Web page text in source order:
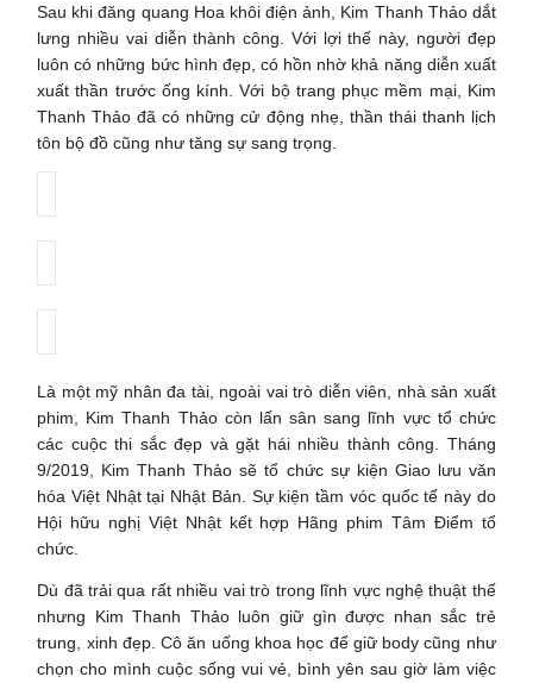
Sau khi đăng quang Hoa khôi điện ảnh, Kim Thanh Thảo dắt
lưng nhiều vai diễn thành công. Với lợi thế này, người đẹp
luôn có những bức hình đẹp, có hồn nhờ khả năng diễn xuất
xuất thần trước ống kính. Với bộ trang phục mềm mại, Kim
Thanh Thảo đã có những cử động nhẹ, thần thái thanh lịch
tôn bộ đồ cũng như tăng sự sang trọng.
Là một mỹ nhân đa tài, ngoài vai trò diễn viên, nhà sản xuất
phim, Kim Thanh Thảo còn lấn sân sang lĩnh vực tổ chức
các cuộc thi sắc đẹp và gặt hái nhiều thành công. Tháng
9/2019, Kim Thanh Thảo sẽ tổ chức sự kiện Giao lưu văn
hóa Việt Nhật tại Nhật Bản. Sự kiện tầm vóc quốc tế này do
Hội hữu nghị Việt Nhật kết hợp Hãng phim Tâm Điểm tổ
chức.
Dù đã trải qua rất nhiều vai trò trong lĩnh vực nghệ thuật thế
nhưng Kim Thanh Thảo luôn giữ gìn được nhan sắc trẻ
trung, xinh đẹp. Cô ăn uống khoa học để giữ body cũng như
chọn cho mình cuộc sống vui vẻ, bình yên sau giờ làm việc